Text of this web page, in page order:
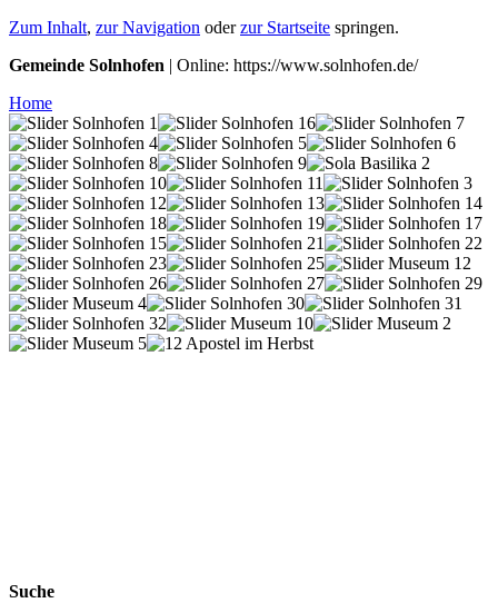
Zum Inhalt, zur Navigation oderzur Startseite springen.
Gemeinde Solnhofen | Online: https://www.solnhofen.de/
Home
Suche